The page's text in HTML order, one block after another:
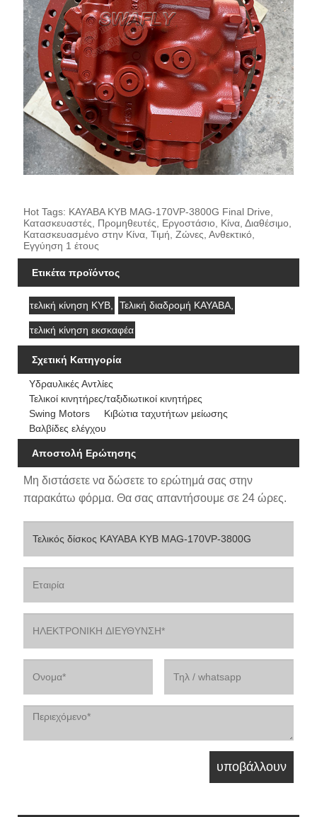
Hot Tags: KAYABA KYB MAG-170VP-3800G Final Drive,
Κατασκευαστές, Προμηθευτές, Εργοστάσιο, Κίνα, Διαθέσιμο,
Κατασκευασμένο στην Κίνα, Τιμή, Ζώνες, Ανθεκτικό,
Εγγύηση 1 έτους
Ετικέτα προϊόντος
τελική κίνηση KYB, Τελική διαδρομή KAYABA,
τελική κίνηση εκσκαφέα
Σχετική Κατηγορία
Υδραυλικές Αντλίες
Τελικοί κινητήρες/ταξιδιωτικοί κινητήρες
Swing Motors
Κιβώτια ταχυτήτων μείωσης
Βαλβίδες ελέγχου
Αποστολή Ερώτησης
Μη διστάσετε να δώσετε το ερώτημά σας στην
παρακάτω φόρμα. Θα σας απαντήσουμε σε 24 ώρες.